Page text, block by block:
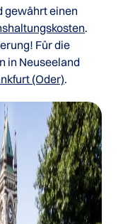
gewährt einen
.
Für die
in Neuseeland
(Oder).